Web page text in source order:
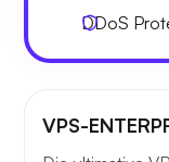
DDoS
VPS-